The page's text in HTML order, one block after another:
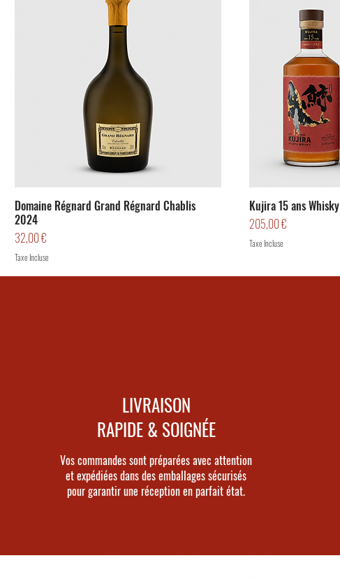
Domaine Régnard Grand Régnard Chablis
2024
Prix
32,00 €
Taxe Incluse
Kujira 15 ans Whisky
Prix
205,00 €
Taxe Incluse
LIVRAISON
RAPIDE & SOIGNÉE
Vos commandes sont préparées avec attention
et expédiées dans des emballages sécurisés
pour garantir une réception en parfait état.